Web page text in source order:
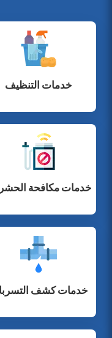
خدمات التنظيف
خدمات مكافحة
خدمات كشف